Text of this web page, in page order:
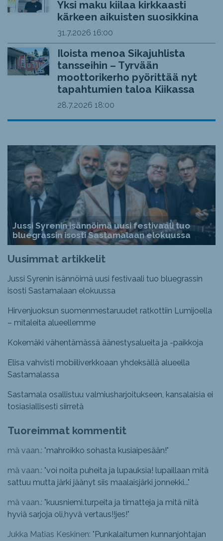
Yksi maku kiilaa kirkkaasti
kärkeen aikuisten suosikkina
31.7.2026 16:00
Iloista menoa Sikajuhlista
tansseihin – Tyrvään
moottorikerho pyörittää nyt
tapahtumien taloa Kiikassa
28.7.2026 18:00
Jussi Syrenin isännöimä uusi festivaali tuo
bluegrassin isosti Sastamalaan elokuussa
Uusimmat artikkelit
Jussi Syrenin isännöimä uusi festivaali tuo bluegrassin
isosti Sastamalaan elokuussa
Hirvenjuoksun suomenmestaruudet ratkottiin Lumijoella
– mitaleita alueellemme
Kokemäki vähentämässä äänestysalueita ja -paikkoja
Elisa vahvisti mobiiliverkkoaan yhdeksällä alueella
Sastamalassa
Sastamala osallistuu valmiusharjoitukseen, kansalaisia ei
tosiasiallisesti siirretä
Tuoreimmat kommentit
mä vaan.: "mahroikko sohasta kusiaipesään!"
mä vaan.: "voi noita puheita ja lupauksia! lupaillaan mitä
sattuu mutta järki jäänyt siis maalaisjärki jonnekki..."
mä vaan.: "kuusniemi.turpeita ja timatteja ja mitä niitä
hyviä sarjoja oli,hyvä vertaus!!jes!"
Jukka Matias Keskinen: "Punkalaitumen kunnanjohtajan